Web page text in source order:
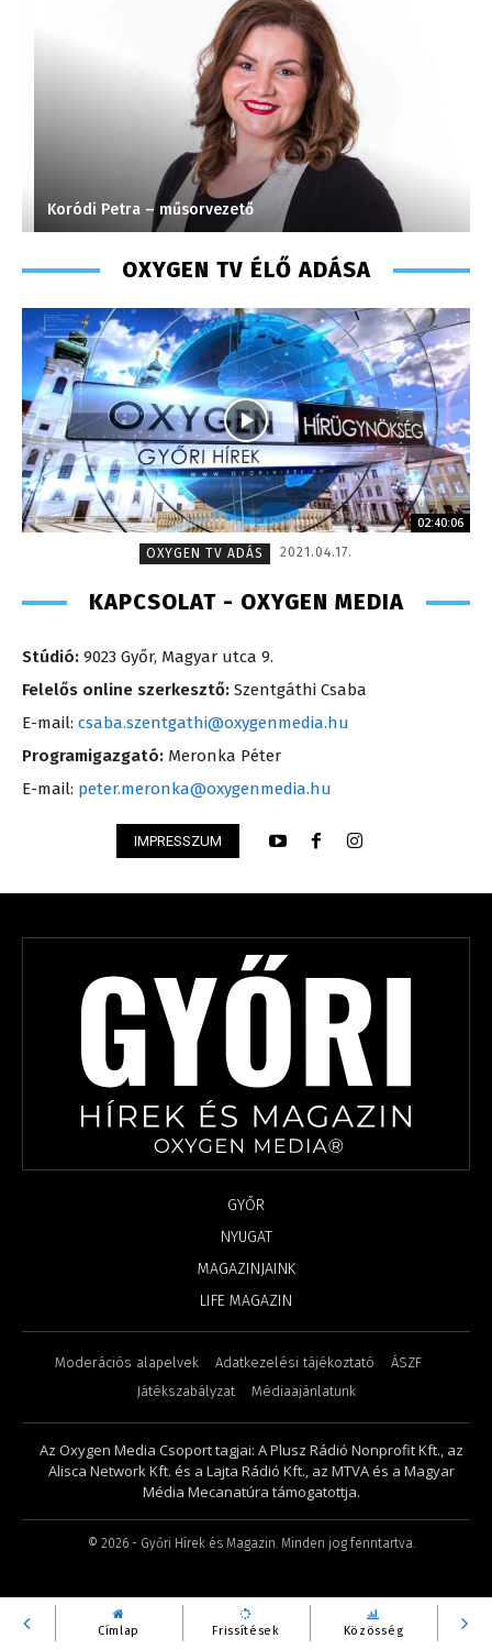
Címlap Frissítések Közösség
Koródi Petra – műsorvezető
OXYGEN TV ÉLŐ ADÁSA
02:40:06
OXYGEN TV ADÁS
2021.04.17.
KAPCSOLAT - OXYGEN MEDIA
Stúdió: 9023 Győr, Magyar utca 9.
Felelős online szerkesztő: Szentgáthi Csaba
E-mail: csaba.szentgathi@oxygenmedia.hu
Programigazgató: Meronka Péter
E-mail: peter.meronka@oxygenmedia.hu
IMPRESSZUM
GYŐR
NYUGAT
MAGAZINJAINK
LIFE MAGAZIN
Moderációs alapelvek Adatkezelési tájékoztató
ÁSZF
Játékszabályzat
Médiaajánlatunk
Az Oxygen Media Csoport tagjai: A Plusz Rádió Nonprofit Kft., az
Alisca Network Kft. és a Lajta Rádió Kft., az MTVA és a Magyar
Média Mecanatúra támogatottja.
© 2026 - Győri Hírek és Magazin. Minden jog fenntartva.